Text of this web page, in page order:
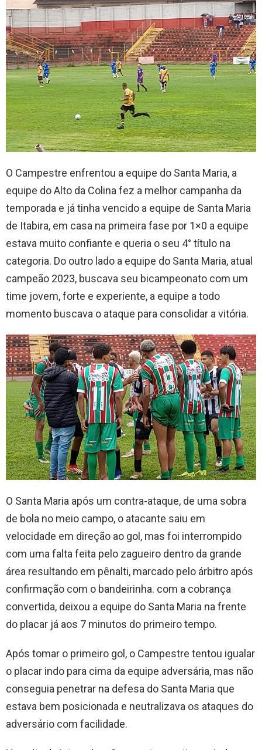
O Campestre enfrentou a equipe do Santa Maria, a
equipe do Alto da Colina fez a melhor campanha da
temporada e já tinha vencido a equipe de Santa Maria
de Itabira, em casa na primeira fase por 1×0 a equipe
estava muito confiante e queria o seu 4° título na
categoria. Do outro lado a equipe do Santa Maria, atual
campeão 2023, buscava seu bicampeonato com um
time jovem, forte e experiente, a equipe a todo
momento buscava o ataque para consolidar a vitória.
O Santa Maria após um contra-ataque, de uma sobra
de bola no meio campo, o atacante saiu em
velocidade em direção ao gol, mas foi interrompido
com uma falta feita pelo zagueiro dentro da grande
área resultando em pênalti, marcado pelo árbitro após
confirmação com o bandeirinha. com a cobrança
convertida, deixou a equipe do Santa Maria na frente
do placar já aos 7 minutos do primeiro tempo.
Após tomar o primeiro gol, o Campestre tentou igualar
o placar indo para cima da equipe adversária, mas não
conseguia penetrar na defesa do Santa Maria que
estava bem posicionada e neutralizava os ataques do
adversário com facilidade.